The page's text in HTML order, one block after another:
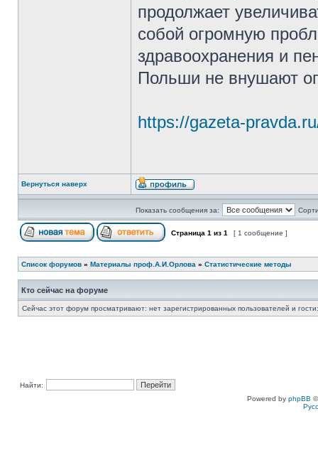
продолжает
собой огромную
здравоохранения и
Польши не внушают
https://gazeta-
Вернуться наверх
Показать сообщения за:
Страница 1 из 1 [ 1 сообщение ]
Список форумов » Материалы проф.А.И.Орлова » Статистические методы
Кто сейчас на форуме
Сейчас этот форум просматривают: нет зарегистрированных пользователей и
Найти:
Powered by phpBB